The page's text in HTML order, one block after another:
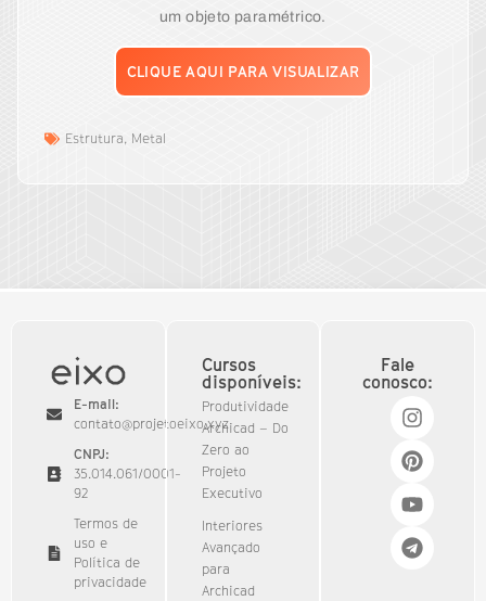
um objeto paramétrico.
CLIQUE AQUI PARA VISUALIZAR
Estrutura, Metal
E-mail:
contato@projetoeixo.xyz
CNPJ:
35.014.061/0001-
92​
Termos de
uso e
Política de
privacidade
Cursos
disponíveis:
Produtividade
Archicad – Do
Zero ao
Projeto
Executivo
Interiores
Avançado
para
Archicad
Fale
conosco: